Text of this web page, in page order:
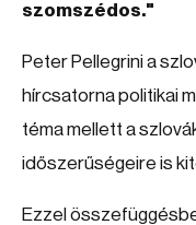
szomszédos."
Peter Pellegrini a
hírcsatorna politikai
téma mellett a
időszerűségeire is
Ezzel